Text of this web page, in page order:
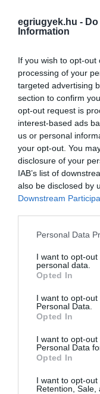
egriugyek.hu -
Information
If you wish to opt-
processing of your
targeted advertising
section to confirm
opt-out request is
interest-based ads
us or personal
your opt-out. You
disclosure of your
IAB’s list of
also be disclosed by
Downstream
Please note that this
not limited to your
grant or deny
use your data for
consent section.
Personal Data
I want to opt-
personal data.
Opted In
I want to opt-
Personal Data.
Opted In
I want to opt-
Personal Data
Opted In
I want to opt-out
Retention, Sale,
A 100 Tagú
Országgyűlés alakuló
fellépése alatt. A...
bennünket az